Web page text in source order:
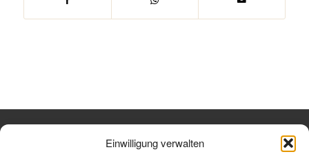
Einwilligung verwalten
Allgemeine Geschäftsbedingungen